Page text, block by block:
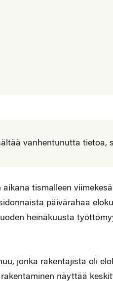
vanhentunutta tietoa,
tismalleen
päivärahaa
heinäkuusta
jonka rakentajista oli
näyttää